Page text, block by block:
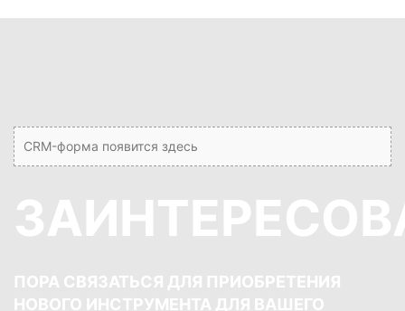
CRM-форма появится здесь
ПОРА СВЯЗАТЬСЯ ДЛЯ ПРИОБРЕТЕНИЯ
НОВОГО ИНСТРУМЕНТА ДЛЯ ВАШЕГО